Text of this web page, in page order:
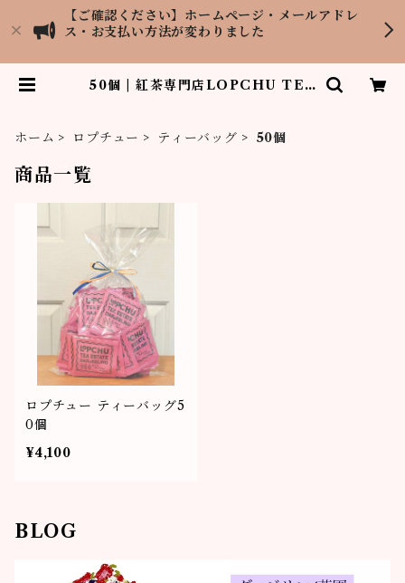
【ご確認ください】ホームページ・メールアドレ
ス・お支払い方法が変わりました
50個 | 紅茶専門店LOPCHU TEA
ホーム ロプチュー ティーバッグ 50個
商品一覧
ロプチュー ティーバッグ5
0個
¥4,100
BLOG